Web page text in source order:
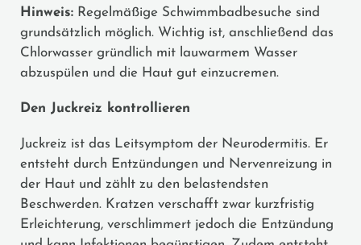
Hinweis: Regelmäßige Schwimmbadbesuche sind
grundsätzlich möglich. Wichtig ist, anschließend das
Chlorwasser gründlich mit lauwarmem Wasser
abzuspülen und die Haut gut einzucremen.
Den Juckreiz kontrollieren
Juckreiz ist das Leitsymptom der Neurodermitis. Er
entsteht durch Entzündungen und Nervenreizung in
der Haut und zählt zu den belastendsten
Beschwerden. Kratzen verschafft zwar kurzfristig
Erleichterung, verschlimmert jedoch die Entzündung